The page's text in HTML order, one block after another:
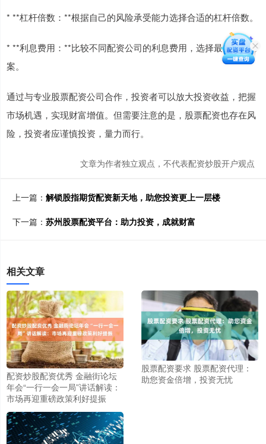
* **杠杆倍数：**根据自己的风险承受能力选择合适的杠杆倍数。
* **利息费用：**比较不同配资公司的利息费用，选择最优惠的方
案。
通过与专业股票配资公司合作，投资者可以放大投资收益，把握
市场机遇，实现财富增值。但需要注意的是，股票配资也存在风
险，投资者应谨慎投资，量力而行。
文章为作者独立观点，不代表配资炒股开户观点
上一篇： 解锁股指期货配资新天地，助您投资更上一层楼
下一篇： 苏州股票配资平台：助力投资，成就财富
相关文章
配资炒股配资优秀 金融街论坛
年会“一行一会一局”讲话解读：
市场再迎重磅政策利好提振
股票配资要求 股票配资代理：
助您资金倍增，投资无忧